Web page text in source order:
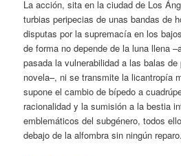
La acción, sita en la ciudad de Los
turbias peripecias de unas bandas de
disputas por la supremacía en los
de forma no depende de la luna llena
pasada la vulnerabilidad a las balas
novela–, ni se transmite la licantropía
supone el cambio de bípedo a
racionalidad y la sumisión a la bestia
emblemáticos del subgénero, todos
debajo de la alfombra sin ningún reparo.